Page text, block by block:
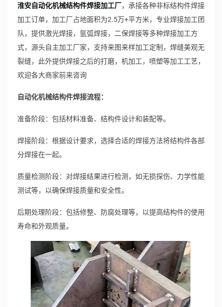
淮安自动化机械结构件焊接加工厂，承接各种非标结构件焊接
加工订单，加工厂占地面积为2.5万+平方米，专业焊接加工团
队，提供激光焊接，氩弧焊接，二保焊接等多种焊接加工方
式，源头自主加工厂家，支持来图来样加工定制，焊缝美观无
裂缝，此外提供焊接之后的打磨，机加工，喷塑等加工工艺，
欢迎各大商家前来咨询
自动化机械结构件焊接流程：
准备阶段：包括材料准备、结构件设计和装配等。
焊接阶段：根据设计要求，选择合适的焊接方法将结构件各部
分焊接在一起。
质量检测阶段：对焊接结果进行检测，如无损探伤、力学性能
测试等，以确保焊接质量和安全性。
后期处理阶段：包括修整、防腐处理等，以提高结构件的使用
寿命和外观质量。